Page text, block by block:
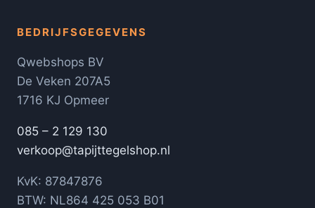
BEDRIJFSGEGEVENS
Qwebshops BV
De Veken 207A5
1716 KJ Opmeer
085 – 2 129 130
verkoop@tapijttegelshop.nl
KvK: 87847876
BTW: NL864 425 053 B01